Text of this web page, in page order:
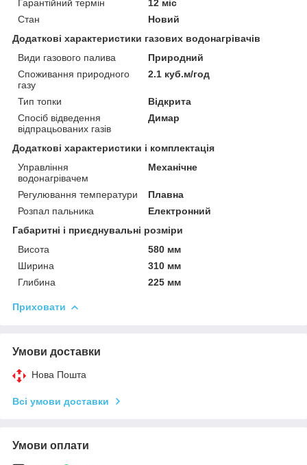
Гарантійний термін
12 міс
Стан
Новий
Додаткові характеристики газових водонагрівачів
Види газового палива
Природний
Споживання природного
газу
2.1 куб.м/год
Тип топки
Відкрита
Спосіб відведення
відпрацьованих газів
Димар
Додаткові характеристики і комплектація
Управління
водонагрівачем
Механічне
Регулювання температури
Плавна
Розпал пальника
Електронний
Габаритні і приєднувальні розміри
Висота
580 мм
Ширина
310 мм
Глибина
225 мм
Приховати
Умови доставки
Нова Пошта
Всі умови доставки
Умови оплати